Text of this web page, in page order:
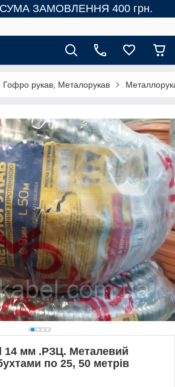
ЗАМОВЛЕННЯ 400 грн.
Гофро рукав, Металорукав
14 мм .РЗЦ. Металевий
по 25, 50 метрів